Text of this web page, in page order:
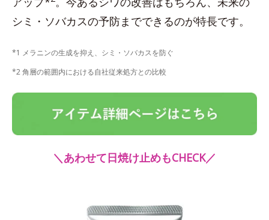
シミ・ソバカスの予防までできるのが特長です。
*1 メラニンの生成を抑え、シミ・ソバカスを防ぐ
*2 角層の範囲内における自社従来処方との比較
＼あわせて日焼け止めもCHECK／